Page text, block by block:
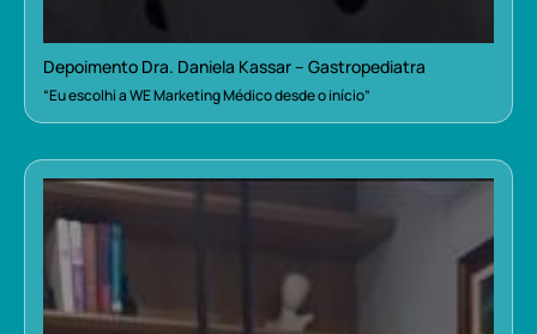
Depoimento Dra. Daniela Kassar – Gastropediatra
“Eu escolhi a WE Marketing Médico desde o início”